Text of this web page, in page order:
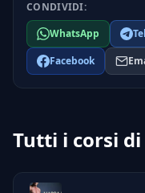
CONDIVIDI:
WhatsApp
Facebook
Tutti i corsi